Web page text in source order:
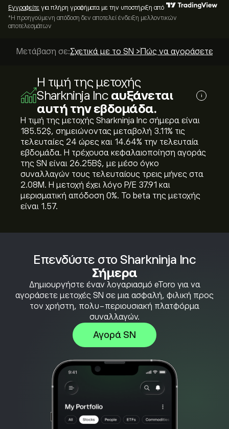
Επενδύστε στο Sharkninja Inc
Σήμερα
Δημιουργήστε έναν λογαριασμό eToro για να
αγοράσετε μετοχές SN σε μια ασφαλή, φιλική προς
τον χρήστη, πολυ-περιουσιακή πλατφόρμα
συναλλαγών.
Αγορά SN
Εγγραφείτε για πλήρη γραφήματα με την υποστήριξη από
*Η προηγούμενη απόδοση δεν αποτελεί ένδειξη μελλοντικών
αποτελεσμάτων
Μετάβαση σε:Σχετικά με το SN > Πώς να αγοράσετε; >
Η τιμή της μετοχής
Sharkninja Inc αυξάνεται
αυτή την εβδομάδα.
i
Η τιμή της μετοχής Sharkninja Inc σήμερα είναι
185.52‎$‎, σημειώνοντας μεταβολή ‎3.11‎% τις
τελευταίες 24 ώρες και ‎14.64‎% την τελευταία
εβδομάδα. Η τρέχουσα κεφαλαιοποίηση αγοράς
της SN είναι 26.25B‎$‎, με μέσο όγκο
συναλλαγών τους τελευταίους τρεις μήνες στα
2.08M. Η μετοχή έχει λόγο P/E 37.91 και
μερισματική απόδοση 0%. Το beta της μετοχής
είναι 1.57.